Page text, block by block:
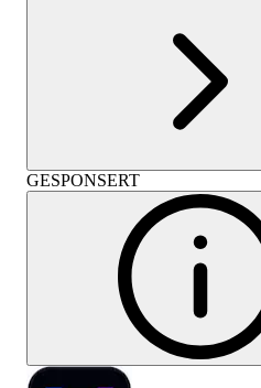
GESPONSERT